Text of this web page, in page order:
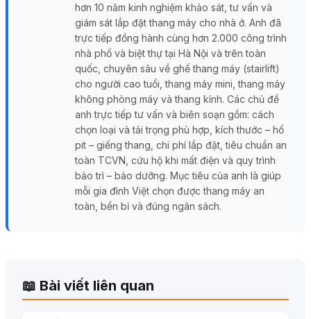
hơn 10 năm kinh nghiệm khảo sát, tư vấn và
giám sát lắp đặt thang máy cho nhà ở. Anh đã
trực tiếp đồng hành cùng hơn 2.000 công trình
nhà phố và biệt thự tại Hà Nội và trên toàn
quốc, chuyên sâu về ghế thang máy (stairlift)
cho người cao tuổi, thang máy mini, thang máy
không phòng máy và thang kính. Các chủ đề
anh trực tiếp tư vấn và biên soạn gồm: cách
chọn loại và tải trọng phù hợp, kích thước – hố
pit – giếng thang, chi phí lắp đặt, tiêu chuẩn an
toàn TCVN, cứu hộ khi mất điện và quy trình
bảo trì – bảo dưỡng. Mục tiêu của anh là giúp
mỗi gia đình Việt chọn được thang máy an
toàn, bền bỉ và đúng ngân sách.
📖 Bài viết liên quan